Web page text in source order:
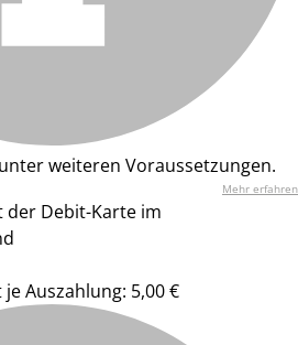
weiteren Voraussetzungen.
Mehr erfahren
der Debit-Karte im
Auszahlung: 5,00 €